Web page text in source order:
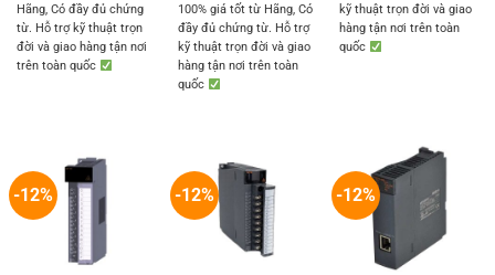
Hãng, Có đầy đủ chứng
từ. Hỗ trợ kỹ thuật trọn
đời và giao hàng tận nơi
trên toàn quốc
100% giá tốt từ Hãng, Có
đầy đủ chứng từ. Hỗ trợ
kỹ thuật trọn đời và giao
hàng tận nơi trên toàn
quốc
kỹ thuật trọn đời và giao
hàng tận nơi trên toàn
quốc
-12% -12% -12%